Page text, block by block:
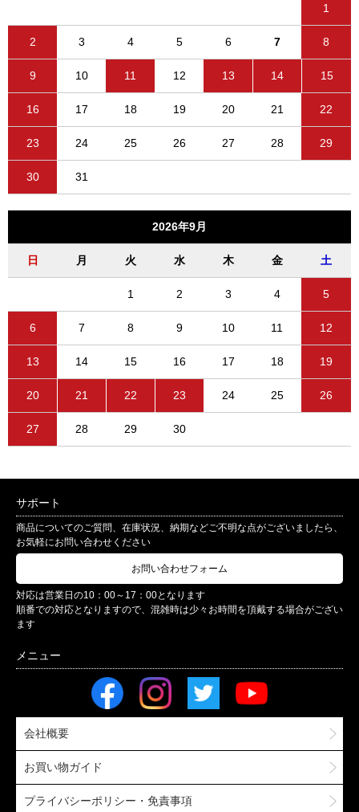
1
2 3 4 5 6 7 8
9 10 11 12 13 14 15
16 17 18 19 20 21 22
23 24 25 26 27 28 29
30 31
2026年9月
日 月 火 水 木 金 土
1 2 3 4 5
6 7 8 9 10 11 12
13 14 15 16 17 18 19
20 21 22 23 24 25 26
27 28 29 30
サポート
商品についてのご質問、在庫状況、納期などご不明な点がございましたら、
お気軽にお問い合わせください
お問い合わせフォーム
対応は営業日の10：00～17：00となります
順番での対応となりますので、混雑時は少々お時間を頂戴する場合がござい
ます
会社概要
お買い物ガイド
プライバシーポリシー・免責事項